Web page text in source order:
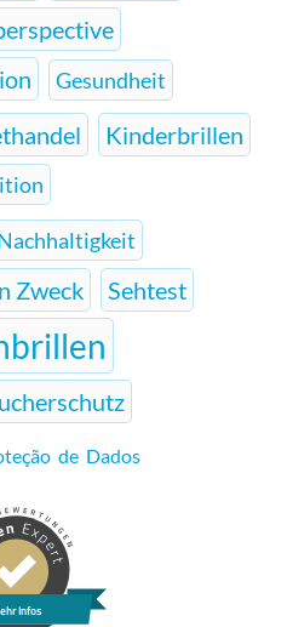
Gesundheit
Kinderbrillen
Zweck Sehtest
de Dados
Infos